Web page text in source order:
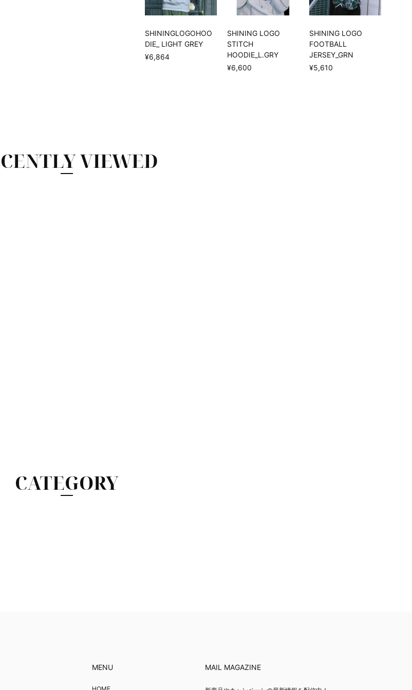
SHININGLOGOHOO
DIE_ LIGHT GREY
¥6,864
SHINING LOGO
STITCH
HOODIE_L.GRY
¥6,600
SHINING LOGO
FOOTBALL
JERSEY_GRN
¥5,610
VIEWED
CATEGORY
MENU MAIL MAGAZINE